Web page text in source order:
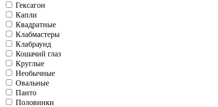
Гексагон
Капли
Квадратные
Клабмастеры
Клабраунд
Кошачий глаз
Круглые
Необычные
Овальные
Панто
Половинки